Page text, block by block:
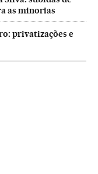
as minorias
privatizações e